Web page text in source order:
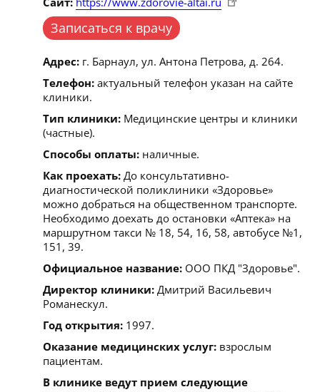
Записаться к врачу
Адрес: г. Барнаул, ул. Антона Петрова, д. 264.
Телефон: актуальный телефон указан на сайте
клиники.
Тип клиники: Медицинские центры и клиники
(частные).
Способы оплаты: наличные.
Как проехать: До консультативно-
диагностической поликлиники «Здоровье»
можно добраться на общественном транспорте.
Необходимо доехать до остановки «Аптека» на
маршрутном такси № 18, 54, 16, 58, автобусе №1,
151, 39.
Официальное название: ООО ПКД "Здоровье".
Директор клиники: Дмитрий Васильевич
Романескул.
Год открытия: 1997.
Оказание медицинских услуг: взрослым
пациентам.
В клинике ведут прием следующие